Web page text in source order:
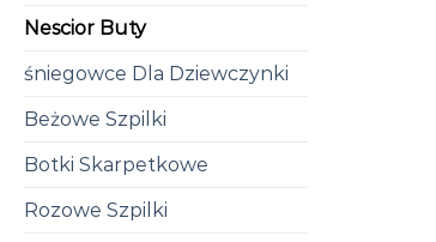
Nescior Buty
śniegowce Dla Dziewczynki
Beżowe Szpilki
Botki Skarpetkowe
Rozowe Szpilki